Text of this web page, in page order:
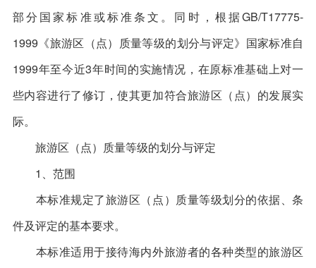
部分国家标准或标准条文。同时，根据GB/T17775-
1999《旅游区（点）质量等级的划分与评定》国家标准自
1999年至今近3年时间的实施情况，在原标准基础上对一
些内容进行了修订，使其更加符合旅游区（点）的发展实
际。
旅游区（点）质量等级的划分与评定
1、范围
本标准规定了旅游区（点）质量等级划分的依据、条
件及评定的基本要求。
本标准适用于接待海内外旅游者的各种类型的旅游区